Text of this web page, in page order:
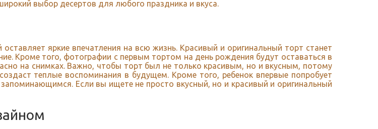
выбор десертов для любого праздника и вкуса.
яркие впечатления на всю жизнь. Красивый и оригинальный торт станет
Кроме того, фотографии с первым тортом на день рождения будут оставаться в
на снимках. Важно, чтобы торт был не только красивым, но и вкусным, потому
теплые воспоминания в будущем. Кроме того, ребенок впервые попробует
Если вы ищете не просто вкусный, но и красивый и оригинальный